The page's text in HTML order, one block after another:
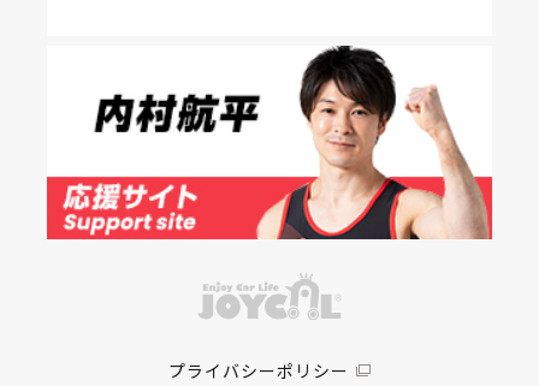
プライバシーポリシー